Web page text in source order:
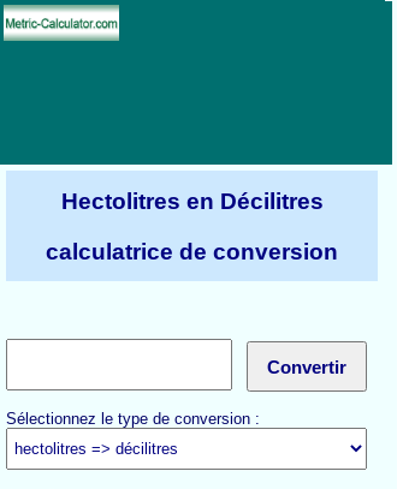
Hectolitres en Décilitres
calculatrice de conversion
Sélectionnez le type de conversion :